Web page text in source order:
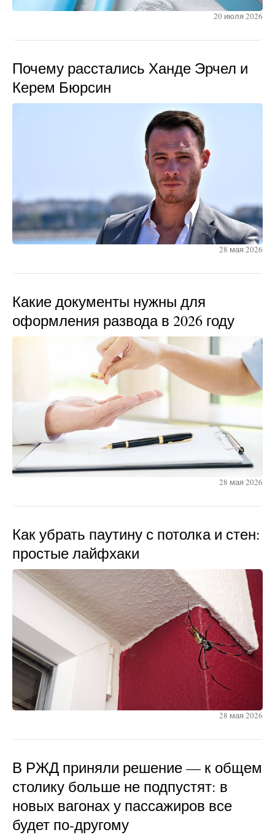
20 июля 2026
Почему расстались Ханде Эрчел и
Керем Бюрсин
28 мая 2026
Какие документы нужны для
оформления развода в 2026 году
28 мая 2026
Как убрать паутину с потолка и стен:
простые лайфхаки
28 мая 2026
В РЖД приняли решение — к общем
столику больше не подпустят: в
новых вагонах у пассажиров все
будет по-другому